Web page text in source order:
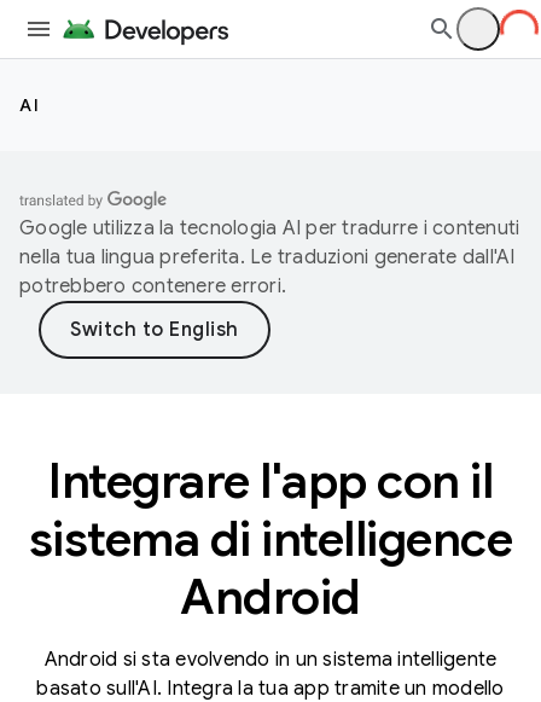
AI
Google utilizza la tecnologia AI per tradurre i contenuti
nella tua lingua preferita. Le traduzioni generate dall'AI
potrebbero contenere errori.
Integrare l'app con il
sistema di intelligence
Android
Android si sta evolvendo in un sistema intelligente
basato sull'AI. Integra la tua app tramite un modello